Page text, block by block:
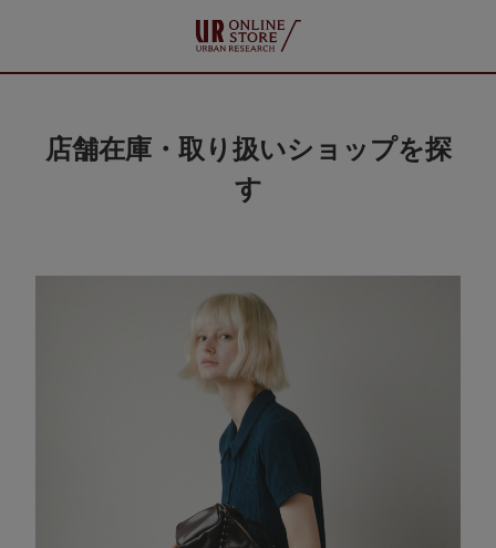
店舗在庫・取り扱いショップを探
す